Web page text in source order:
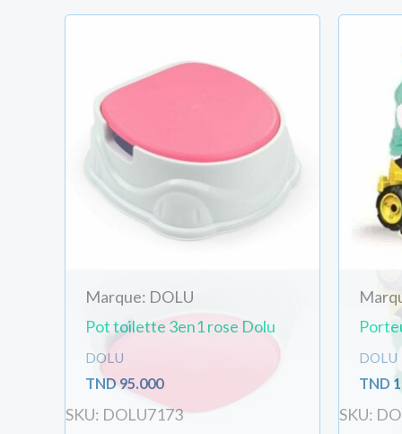
Quantité
Votre compte sera crée avec l'email et les
Marque: DOLU
Pot toilette 3en1 rose Dolu
DOLU
TND 95.000
SKU: DOLU7173
DOLU
TND
SKU: